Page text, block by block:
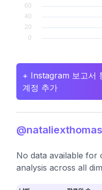
+ Instagram 보고서
계정 추가
No data available for
analysis across all